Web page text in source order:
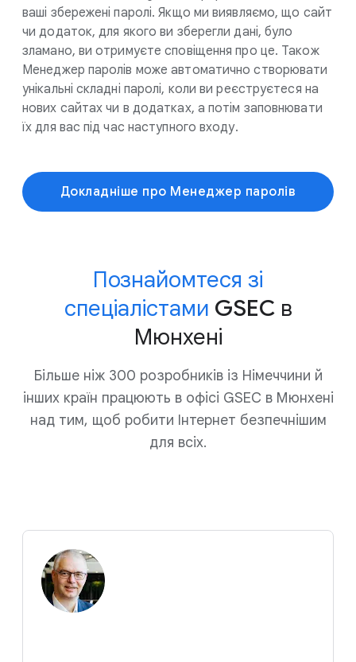
ваші збережені паролі. Якщо ми виявляємо, що сайт
чи додаток, для якого ви зберегли дані, було
зламано, ви отримуєте сповіщення про це. Також
Менеджер паролів може автоматично створювати
унікальні складні паролі, коли ви реєструєтеся на
нових сайтах чи в додатках, а потім заповнювати
їх для вас під час наступного входу.
Докладніше про Менеджер паролів
Познайомтеся зі
спеціалістами GSEC в
Мюнхені
Більше ніж 300 розробників із Німеччини й
інших країн працюють в офісі GSEC в Мюнхені
над тим, щоб робити Інтернет безпечнішим
для всіх.